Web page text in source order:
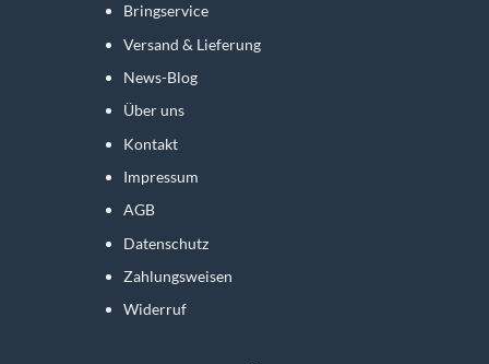
Bringservice
Versand & Lieferung
News-Blog
Über uns
Kontakt
Impressum
AGB
Datenschutz
Zahlungsweisen
Widerruf